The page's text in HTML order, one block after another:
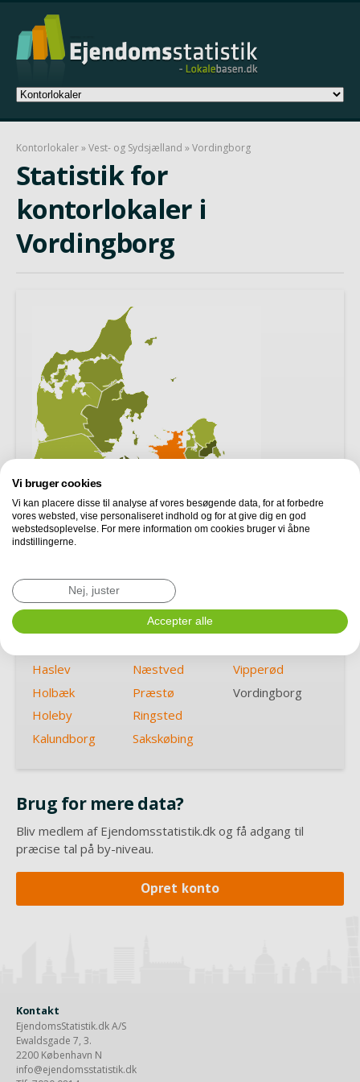
Kontorlokaler»Vest- og Sydsjælland » Vordingborg
Statistik for
kontorlokaler i
Vordingborg
Asnæs Korsør
Dianalund
Køge
Nykøbing F
Haslev
Næstved
Vipperød
Holbæk
Præstø
Vordingborg
Holeby
Ringsted
Kalundborg
Sakskøbing
Brug for mere data?
Bliv medlem af Ejendomsstatistik.dk og få adgang til
præcise tal på by-niveau.
Opret konto
Kontakt
EjendomsStatistik.dk A/S
Ewaldsgade 7, 3.
2200 København N
info@ejendomsstatistik.dk
Vi bruger cookies
Vi kan placere disse til analyse af vores besøgende data, for at forbedre
vores websted, vise personaliseret indhold og for at give dig en god
webstedsoplevelse. For mere information om cookies bruger vi åbne
indstillingerne.
Nej, juster
Accepter alle